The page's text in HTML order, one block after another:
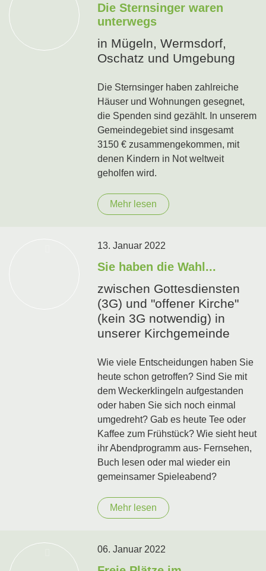
Die Sternsinger waren
unterwegs
in Mügeln, Wermsdorf,
Oschatz und Umgebung
Die Sternsinger haben zahlreiche
Häuser und Wohnungen gesegnet,
die Spenden sind gezählt. In unserem
Gemeindegebiet sind insgesamt
3150 € zusammengekommen, mit
denen Kindern in Not weltweit
geholfen wird.
Mehr lesen
13. Januar 2022
Sie haben die Wahl...
zwischen Gottesdiensten
(3G) und "offener Kirche"
(kein 3G notwendig) in
unserer Kirchgemeinde
Wie viele Entscheidungen haben Sie
heute schon getroffen? Sind Sie mit
dem Weckerklingeln aufgestanden
oder haben Sie sich noch einmal
umgedreht? Gab es heute Tee oder
Kaffee zum Frühstück? Wie sieht heut
ihr Abendprogramm aus- Fernsehen,
Buch lesen oder mal wieder ein
gemeinsamer Spieleabend?
Mehr lesen
06. Januar 2022